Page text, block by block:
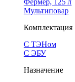
Фермер, 125 л
Мультиповар
Комплектация
С ТЭНом
С ЭБУ
Назначение